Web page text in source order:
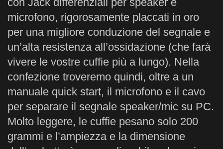
microfono, rigorosamente placcati in oro
per una migliore conduzione del segnale e
un’alta resistenza all’ossidazione (che farà
vivere le vostre cuffie più a lungo). Nella
confezione troveremo quindi, oltre a un
manuale quick start, il microfono e il cavo
per separare il segnale speaker/mic su PC.
Molto leggere, le cuffie pesano solo 200
grammi e l’ampiezza e la dimensione